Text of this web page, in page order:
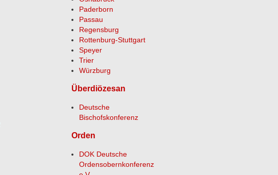
Paderborn
Passau
Regensburg
Rottenburg-Stuttgart
Speyer
Trier
Würzburg
Überdiözesan
Deutsche
Bischofskonferenz
Orden
DOK Deutsche
Ordensobernkonferenz